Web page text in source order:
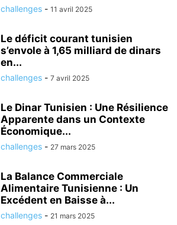
challenges - 11 avril 2025
Le déficit courant tunisien
s’envole à 1,65 milliard de dinars
en...
challenges - 7 avril 2025
Le Dinar Tunisien : Une Résilience
Apparente dans un Contexte
Économique...
challenges - 27 mars 2025
La Balance Commerciale
Alimentaire Tunisienne : Un
Excédent en Baisse à...
challenges - 21 mars 2025